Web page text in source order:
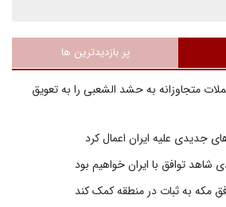
پر بازدیدترین ها
متجاوزانه به حشد الشعبی را به تعویق
جدیدی علیه ایران اعمال کرد
توافق با ایران خواهیم بود
مکه به ثبات در منطقه کمک کند